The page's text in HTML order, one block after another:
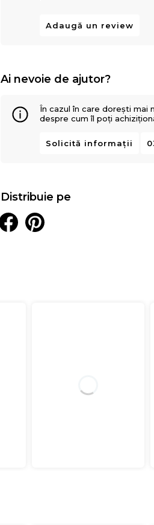
Adaugă un review
Ai nevoie de ajutor?
În cazul în care dorești mai
despre cum îl poți
Solicită informații
Distribuie pe